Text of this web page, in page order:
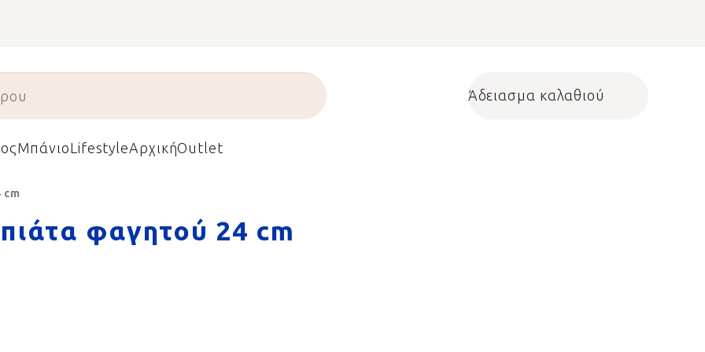
Shopping cart
Άδειασμα καλαθιού
ΜπάνιοLifestyleΑρχικήOutlet
cm
πιάτα φαγητού 24 cm